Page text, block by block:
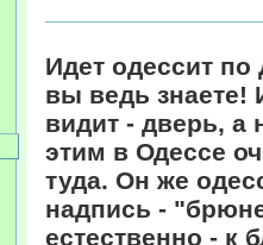
Идет одессит по
вы ведь знаете!
видит - дверь, а
этим в Одессе
туда. Он же
надпись -
естественно - к